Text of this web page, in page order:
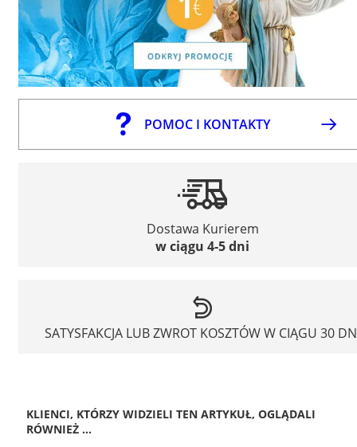
POMOC I KONTAKTY
Dostawa Kurierem
w ciągu 4-5 dni
SATYSFAKCJA LUB ZWROT KOSZTÓW W CIĄGU 30
KLIENCI, KTÓRZY WIDZIELI TEN ARTYKUŁ, OGLĄDALI
RÓWNIEŻ ...